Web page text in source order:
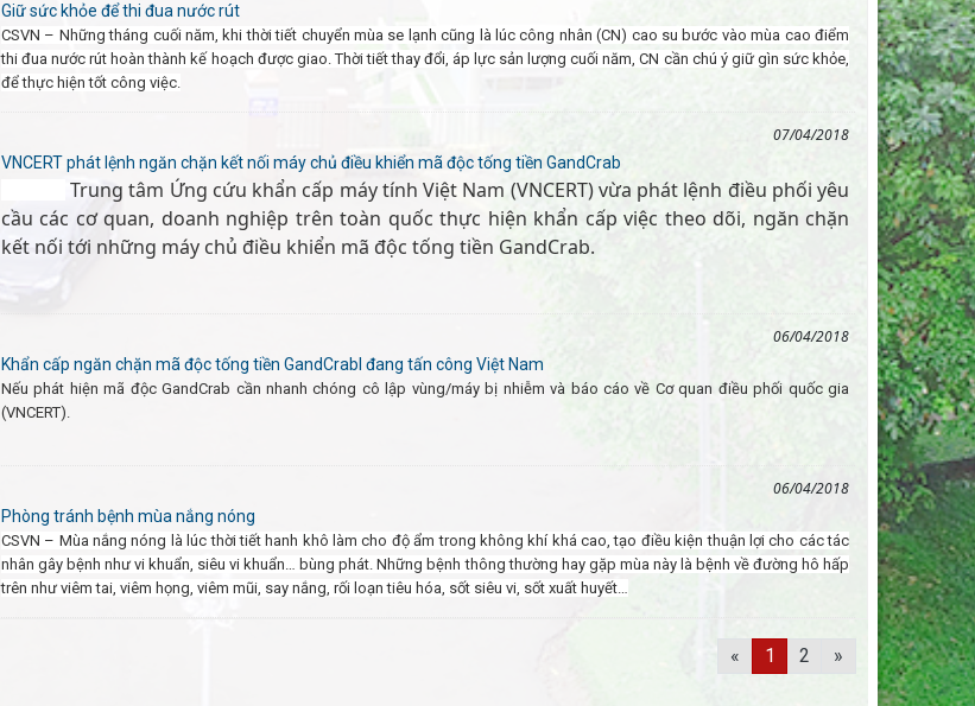
Giữ sức khỏe để thi đua nước rút
CSVN – Những tháng cuối năm, khi thời tiết chuyển mùa se lạnh cũng là lúc công nhân (CN) cao su bước vào mùa cao điểm
thi đua nước rút hoàn thành kế hoạch được giao. Thời tiết thay đổi, áp lực sản lượng cuối năm, CN cần chú ý giữ gìn sức khỏe,
để thực hiện tốt công việc.
07/04/2018
VNCERT phát lệnh ngăn chặn kết nối máy chủ điều khiển mã độc tống tiền GandCrab
ictnews
Trung tâm Ứng cứu khẩn cấp máy tính Việt Nam (VNCERT) vừa phát lệnh điều phối yêu
cầu các cơ quan, doanh nghiệp trên toàn quốc thực hiện khẩn cấp việc theo dõi, ngăn chặn
kết nối tới những máy chủ điều khiển mã độc tống tiền GandCrab.
06/04/2018
Khẩn cấp ngăn chặn mã độc tống tiền GandCrabl đang tấn công Việt Nam
Nếu phát hiện mã độc GandCrab cần nhanh chóng cô lập vùng/máy bị nhiễm và báo cáo về Cơ quan điều phối quốc gia
(VNCERT).
06/04/2018
Phòng tránh bệnh mùa nắng nóng
CSVN – Mùa nắng nóng là lúc thời tiết hanh khô làm cho độ ẩm trong không khí khá cao, tạo điều kiện thuận lợi cho các tác
nhân gây bệnh như vi khuẩn, siêu vi khuẩn… bùng phát. Những bệnh thông thường hay gặp mùa này là bệnh về đường hô hấp
trên như viêm tai, viêm họng, viêm mũi, say nắng, rối loạn tiêu hóa, sốt siêu vi, sốt xuất huyết…
« 1 2 »